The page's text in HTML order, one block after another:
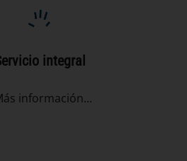
integral
información...